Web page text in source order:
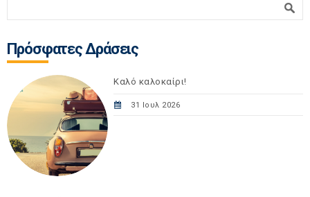
Πρόσφατες Δράσεις
Καλό καλοκαίρι!
31 Ιουλ 2026